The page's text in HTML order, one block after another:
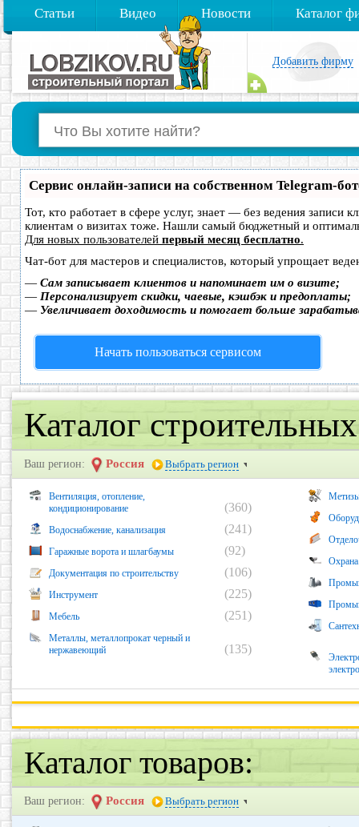
Статьи Видео Новости Каталог
Добавить фирму
Сервис онлайн-записи на собственном Telegram-
Тот, кто работает в сфере услуг, знает — без ведения записи
клиентам о визитах тоже. Нашли самый бюджетный и
Для новых пользователей первый месяц бесплатно.
Чат-бот для мастеров и специалистов, который упрощает
— Сам записывает клиентов и напоминает им о визите;
— Персонализирует скидки, чаевые, кэшбэк и предоплаты;
— Увеличивает доходимость и помогает больше
Начать пользоваться сервисом
Каталог
Ваш регион: Россия Выбрать регион
Вентиляция, отопление,
кондиционирование
(360)
Водоснабжение, канализация (241)
Гаражные ворота и шлагбаумы (92)
Документация по строительству (106)
Инструмент (225)
Мебель (251)
Металлы, металлопрокат черный и
нержавеющий
(135)
Каталог товаров:
Ваш регион: Россия Выбрать регион